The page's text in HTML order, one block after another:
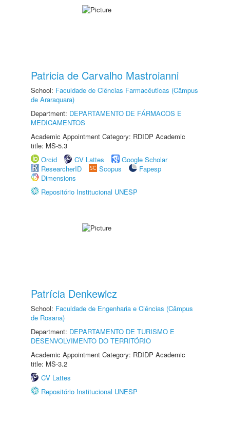
Patricia de Carvalho Mastroianni
School: Faculdade de Ciências Farmacêuticas (Câmpus
de Araraquara)
Department: DEPARTAMENTO DE FÁRMACOS E
MEDICAMENTOS
Academic Appointment Category: RDIDP Academic
title: MS-5.3
Orcid
CV Lattes
Google Scholar
ResearcherID
Scopus
Fapesp
Dimensions
Repositório Institucional UNESP
Patrícia Denkewicz
School: Faculdade de Engenharia e Ciências (Câmpus
de Rosana)
Department: DEPARTAMENTO DE TURISMO E
DESENVOLVIMENTO DO TERRITÓRIO
Academic Appointment Category: RDIDP Academic
title: MS-3.2
CV Lattes
Repositório Institucional UNESP